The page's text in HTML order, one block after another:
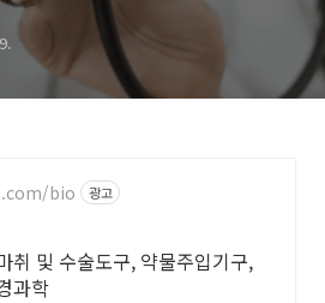
bio 광고
취 및 수술도구, 약물주입기구,
과학